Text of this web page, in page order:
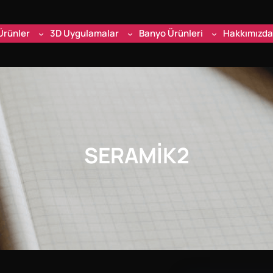
3D Uygulamalar Banyo Ürünleri Hakkımızda
SERAMIK2